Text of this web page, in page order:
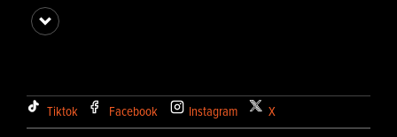
Tiktok Facebook Instagram X